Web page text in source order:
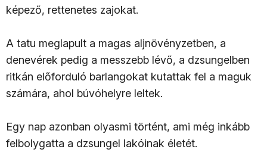
képező, rettenetes zajokat.
A tatu meglapult a magas aljnövényzetben, a
denevérek pedig a messzebb lévő, a dzsungelben
ritkán előforduló barlangokat kutattak fel a maguk
számára, ahol búvóhelyre leltek.
Egy nap azonban olyasmi történt, ami még inkább
felbolygatta a dzsungel lakóinak életét.